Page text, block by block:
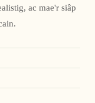
ac mae'r siâp